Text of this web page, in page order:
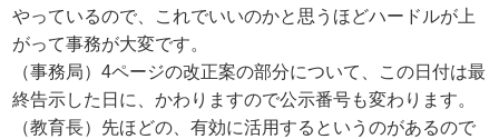
やっているので、これでいいのかと思うほどハードルが上
がって事務が大変です。
（事務局）4ページの改正案の部分について、この日付は最
終告示した日に、かわりますので公示番号も変わります。
（教育長）先ほどの、有効に活用するというのがあるので